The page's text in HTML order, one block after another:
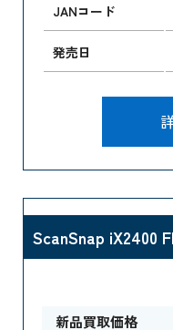
JANコード
発売日
ScanSnap iX2400
新品買取価格